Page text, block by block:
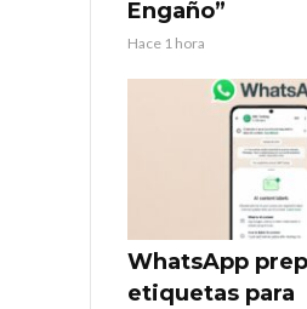
Engaño”
Hace 1 hora
WhatsApp
etiquetas para